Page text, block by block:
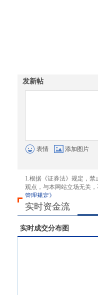
发新帖
表情 添加图片
1.根据《证券法》规定，
观点，与本网站立场无关
管理规定》
实时资金流
实时成交分布图